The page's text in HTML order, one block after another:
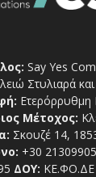
Say Yes
Στυλιαρά
Ετερόρρυθμη
Μέτοχος:
Σκουζέ 14,
+30
ΔΟΥ: